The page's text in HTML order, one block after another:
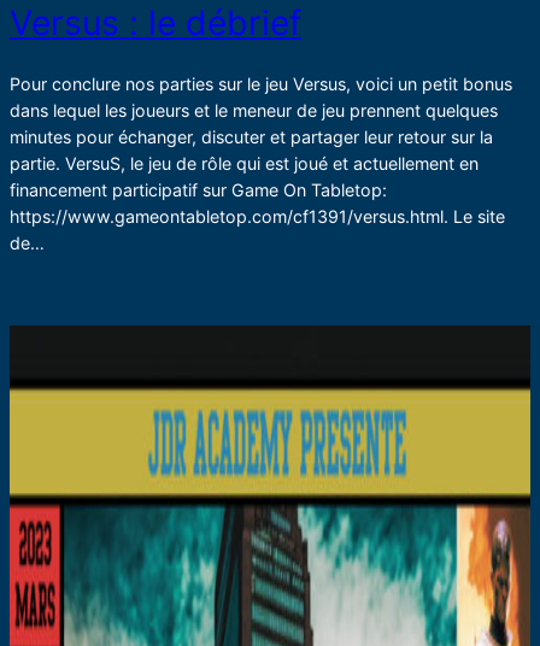
Versus : le débrief
Pour conclure nos parties sur le jeu Versus, voici un petit bonus
dans lequel les joueurs et le meneur de jeu prennent quelques
minutes pour échanger, discuter et partager leur retour sur la
partie. VersuS, le jeu de rôle qui est joué et actuellement en
financement participatif sur Game On Tabletop:
https://www.gameontabletop.com/cf1391/versus.html. Le site
de…